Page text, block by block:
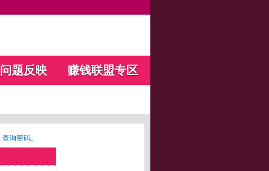
问题反映 赚钱联盟专区
查询密码。